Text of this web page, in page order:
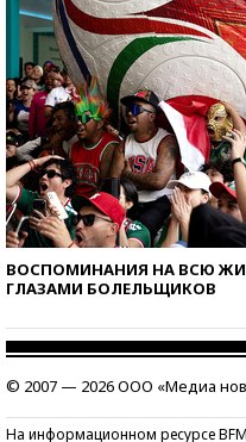
ВОСПОМИНАНИЯ НА ВСЮ
ГЛАЗАМИ БОЛЕЛЬЩИКОВ
© 2007 — 2026 ООО «Медиа
На информационном ресурсе